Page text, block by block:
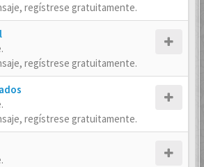
regístrese gratuitamente.
regístrese gratuitamente.
regístrese gratuitamente.